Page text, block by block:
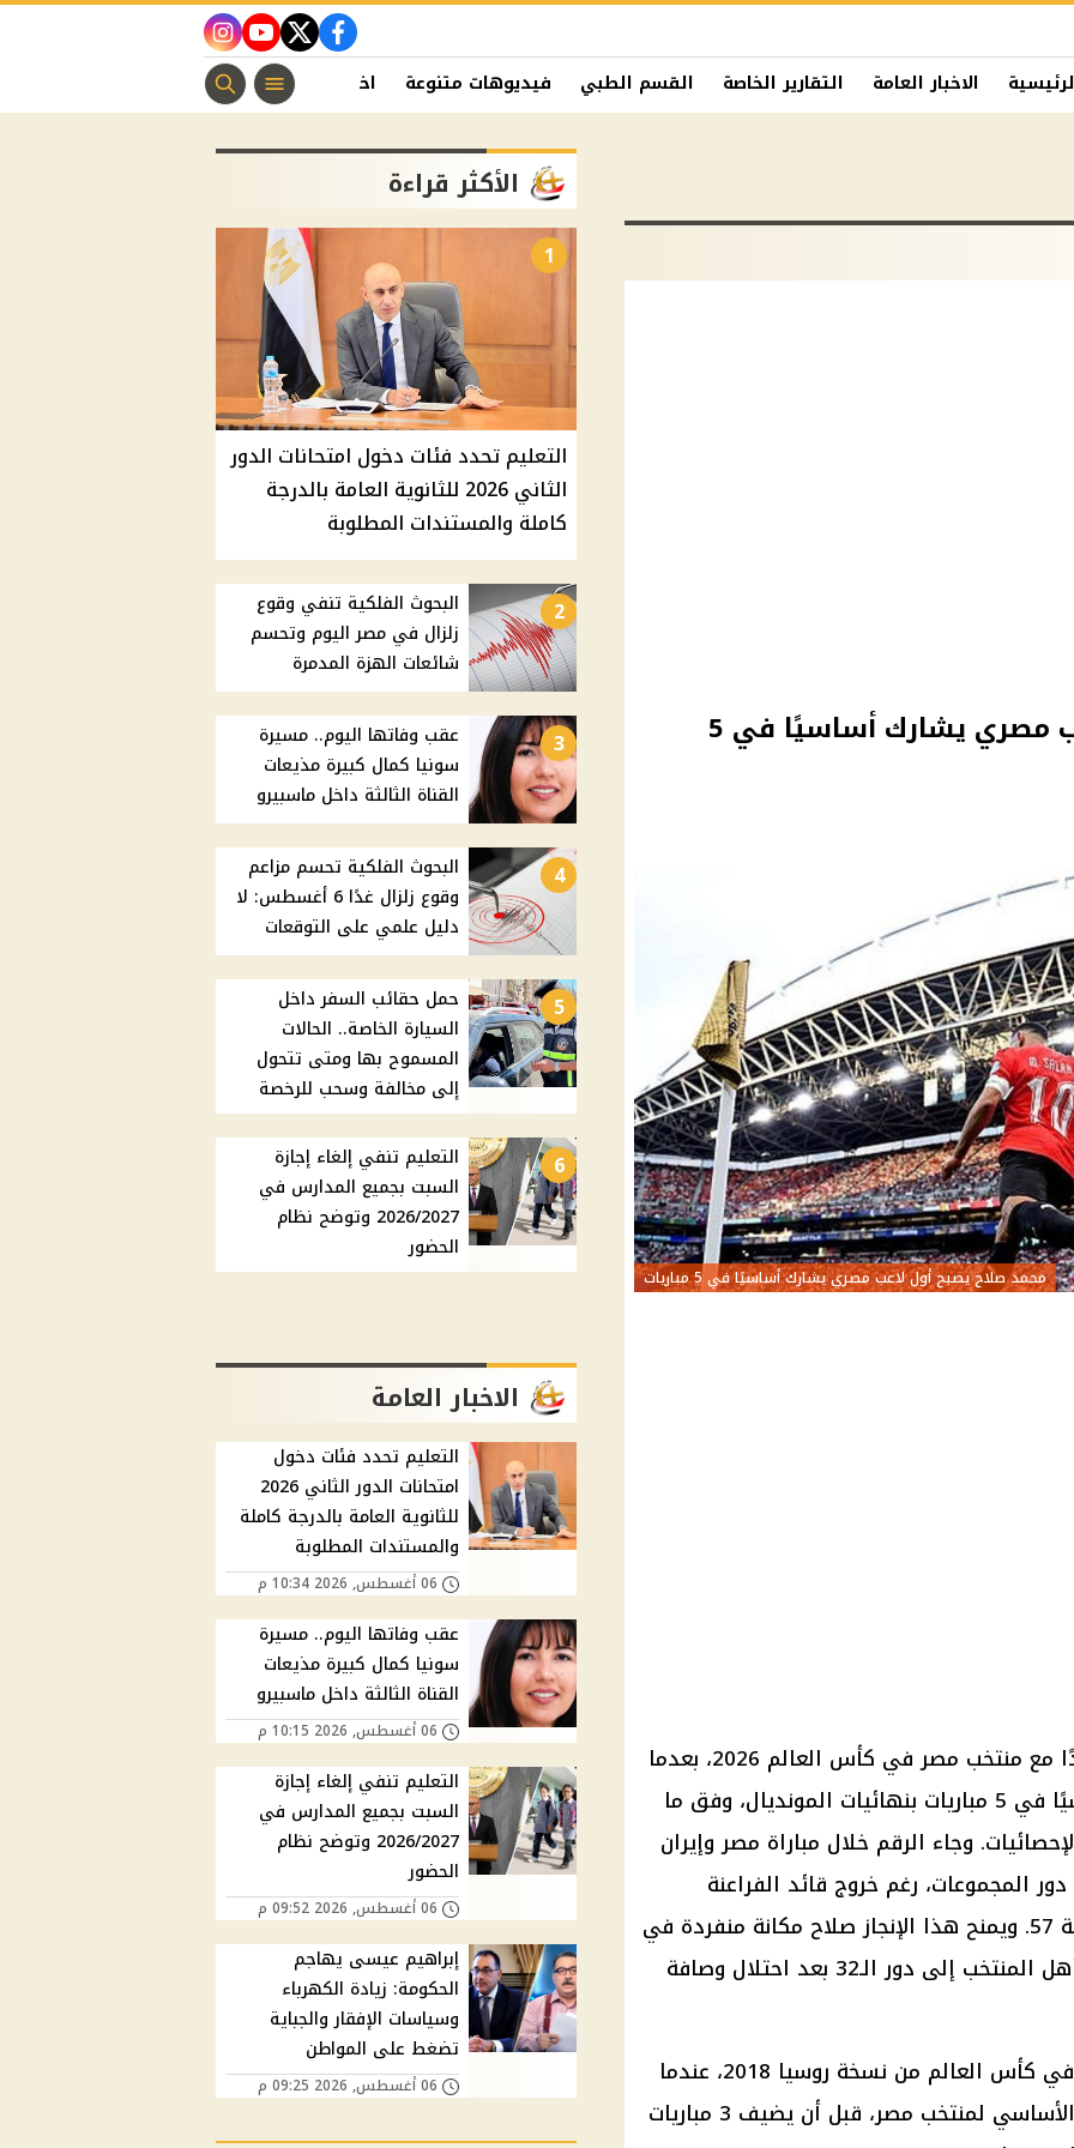
facebook
twitter
youtube
instagram
الاخبار العامة التقارير الخاصة القسم الطبي فيديوهات متنوعة اخبار الفن منوعات مسيحية
محمد صلاح يصبح أول لاعب مصري يشارك أساسيًا في 5
محمد صلاح يصبح أول لاعب مصري يشارك أساسيًا في 5 مباريات
محمد صلاح حقق رقمًا تاريخيًا جديدًا مع منتخب مصر في كأس العالم 2026، بعدما
أصبح أول لاعب مصري يشارك أساسيًا في 5 مباريات بنهائيات المونديال، وفق ما
وجاء الرقم خلال مباراة مصر وإيران
1-1 في ختام دور المجموعات، رغم خروج قائد الفراعنة
اضطراريًا بسبب الإصابة في الدقيقة 57. ويمنح هذا الإنجاز صلاح مكانة منفردة في
تاريخ الكرة المصرية، بالتزامن مع تأهل المنتخب إلى دور الـ32 بعد احتلال وصافة
بدأ محمد صلاح مشواره الأساسي في كأس العالم من نسخة روسيا 2018، عندما
شارك في مباراتين ضمن التشكيل الأساسي لمنتخب مصر، قبل أن يضيف 3 مباريات
الأكثر قراءة
1
التعليم تحدد فئات دخول امتحانات الدور
الثاني 2026 للثانوية العامة بالدرجة
كاملة والمستندات المطلوبة
2
البحوث الفلكية تنفي وقوع
زلزال في مصر اليوم وتحسم
شائعات الهزة المدمرة
3
عقب وفاتها اليوم.. مسيرة
سونيا كمال كبيرة مذيعات
القناة الثالثة داخل ماسبيرو
4
البحوث الفلكية تحسم مزاعم
وقوع زلزال غدًا 6 أغسطس: لا
دليل علمي على التوقعات
5
حمل حقائب السفر داخل
السيارة الخاصة.. الحالات
المسموح بها ومتى تتحول
إلى مخالفة وسحب للرخصة
6
التعليم تنفي إلغاء إجازة
السبت بجميع المدارس في
2026/2027 وتوضح نظام
الحضور
الاخبار العامة
التعليم تحدد فئات دخول
امتحانات الدور الثاني 2026
للثانوية العامة بالدرجة كاملة
والمستندات المطلوبة
06 أغسطس, 2026 10:34 م
عقب وفاتها اليوم.. مسيرة
سونيا كمال كبيرة مذيعات
القناة الثالثة داخل ماسبيرو
06 أغسطس, 2026 10:15 م
التعليم تنفي إلغاء إجازة
السبت بجميع المدارس في
2026/2027 وتوضح نظام
الحضور
06 أغسطس, 2026 09:52 م
إبراهيم عيسى يهاجم
الحكومة: زيادة الكهرباء
وسياسات الإفقار والجباية
تضغط على المواطن
06 أغسطس, 2026 09:25 م